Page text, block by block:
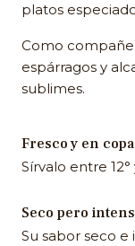
platos
Como
espárragos y
sublimes.
Fresco y en
Sírvalo entre
Seco pero
Su sabor seco e